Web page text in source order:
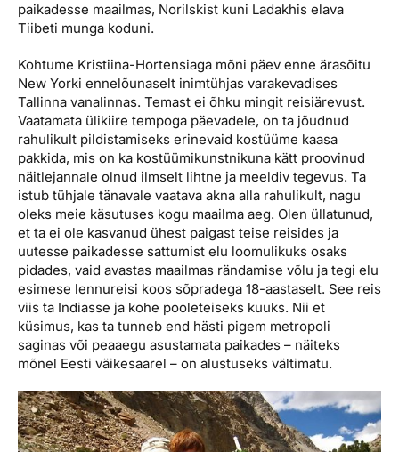
paikadesse maailmas, Norilskist kuni Ladakhis elava
Tiibeti munga koduni.
Kohtume Kristiina-Hortensiaga mõni päev enne ärasõitu
New Yorki ennelõunaselt inimtühjas varakevadises
Tallinna vanalinnas. Temast ei õhku mingit reisiärevust.
Vaatamata ülikiire tempoga päevadele, on ta jõudnud
rahulikult pildistamiseks erinevaid kostüüme kaasa
pakkida, mis on ka kostüümikunstnikuna kätt proovinud
näitlejannale olnud ilmselt lihtne ja meeldiv tegevus. Ta
istub tühjale tänavale vaatava akna alla rahulikult, nagu
oleks meie käsutuses kogu maailma aeg. Olen üllatunud,
et ta ei ole kasvanud ühest paigast teise reisides ja
uutesse paikadesse sattumist elu loomulikuks osaks
pidades, vaid avastas maailmas rändamise võlu ja tegi elu
esimese lennureisi koos sõpradega 18-aastaselt. See reis
viis ta Indiasse ja kohe pooleteiseks kuuks. Nii et
küsimus, kas ta tunneb end hästi pigem metropoli
saginas või peaaegu asustamata paikades – näiteks
mõnel Eesti väikesaarel – on alustuseks vältimatu.